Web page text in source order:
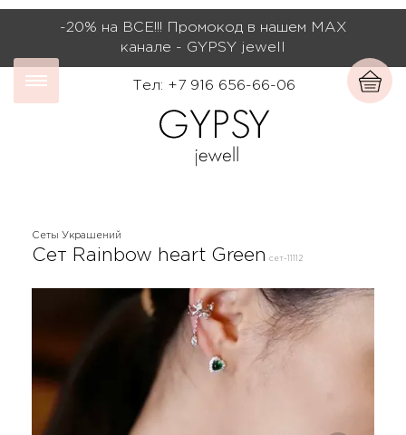
-20% на ВСЕ!!! Промокод в нашем МАХ
канале - GYPSY jewell
Тел: +7 916 656-66-06
Сеты Украшений
Сет Rainbow heart Green сет-11112